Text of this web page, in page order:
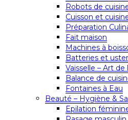
Robots de
Cuisson et
Préparation
Fait maison
Machines à
Batteries et
Vaisselle – Art de
Balance de
Fontaines à Eau
Beauté – Hygiène &
Epilation